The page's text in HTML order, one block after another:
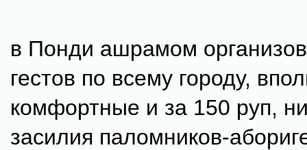
в Понди ашрамом
гестов по всему городу,
комфортные и за 150 руп,
засилия паломников-